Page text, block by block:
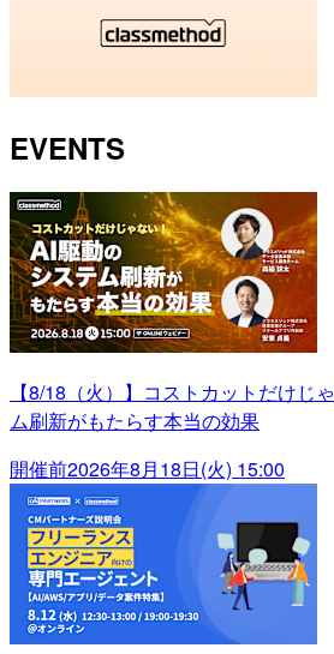
EVENTS
【8/18（火）】コストカットだけじ
ム刷新がもたらす本当の効果
開催前2026年8月18日(火) 15:00